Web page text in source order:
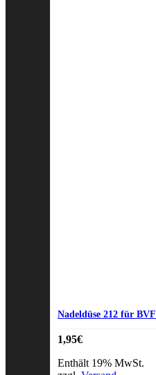
Nadeldüse 212 für BVF
1,95€
Enthält 19% MwSt.